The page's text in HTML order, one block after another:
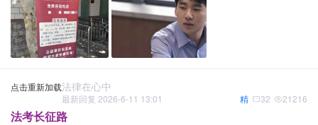
点击重新加载法律在心中
最新回复 2026-6-11 13:01 21216
32
精
法考长征路